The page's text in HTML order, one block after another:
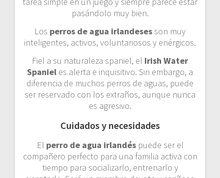
pasándolo muy bien.
Los perros de agua irlandeses son muy
inteligentes, activos, voluntariosos y enérgicos.
Fiel a su naturaleza spaniel, el Irish Water
Spaniel es alerta e inquisitivo. Sin embargo, a
diferencia de muchos perros de aguas, puede
ser reservado con los extraños, aunque nunca
es agresivo.
Cuidados y necesidades
El perro de agua irlandéspuede ser el
compañero perfecto para una familia activa con
tiempo para socializarlo, entrenarlo y